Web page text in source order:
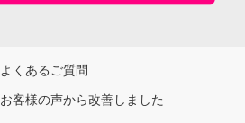
よくあるご質問
お客様の声から改善しました